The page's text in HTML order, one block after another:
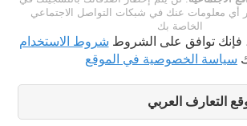
أي معلومات عنك في شبكات التواصل الاجتماعي
الخاصة بك
فإنك توافق على الشروط شروط الاستخدام
سياسة الخصوصية في الموقع
التعارف العربي
to